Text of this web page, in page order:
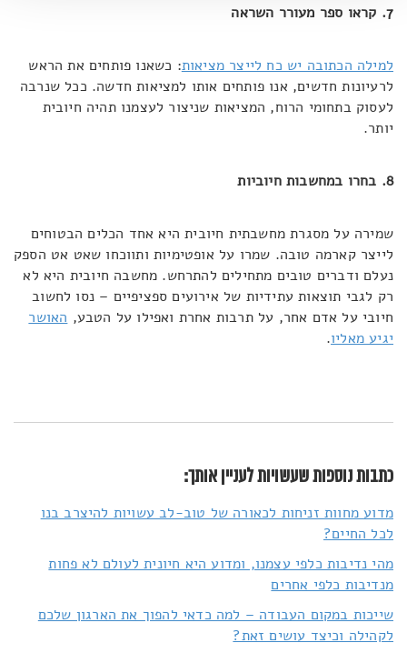
7. קראו ספר מעורר השראה
למילה הכתובה יש כח לייצר מציאות: כשאנו פותחים את הראש
לרעיונות חדשים, אנו פותחים אותו למציאות חדשה. ככל שנרבה
לעסוק בתחומי הרוח, המציאות שניצור לעצמנו תהיה חיובית
יותר.
8. בחרו במחשבות חיוביות
שמירה על מסגרת מחשבתית חיובית היא אחד הכלים הבטוחים
לייצר קארמה טובה. שמרו על אופטימיות ותווכחו שאט אט הספק
נעלם ודברים טובים מתחילים להתרחש. מחשבה חיובית היא לא
רק לגבי תוצאות עתידיות של אירועים ספציפיים – נסו לחשוב
חיובי על אדם אחר, על תרבות אחרת ואפילו על הטבע, האושר
יגיע מאליו.
כתבות נוספות שעשויות לעניין אותך:
מדוע מחוות זניחות לכאורה של טוב-לב עשויות להיצרב בנו
לכל החיים?
מהי נדיבות כלפי עצמנו, ומדוע היא חיונית לעולם לא פחות
מנדיבות כלפי אחרים
שייכות במקום העבודה – למה כדאי להפוך את הארגון שלכם
לקהילה וכיצד עושים זאת?